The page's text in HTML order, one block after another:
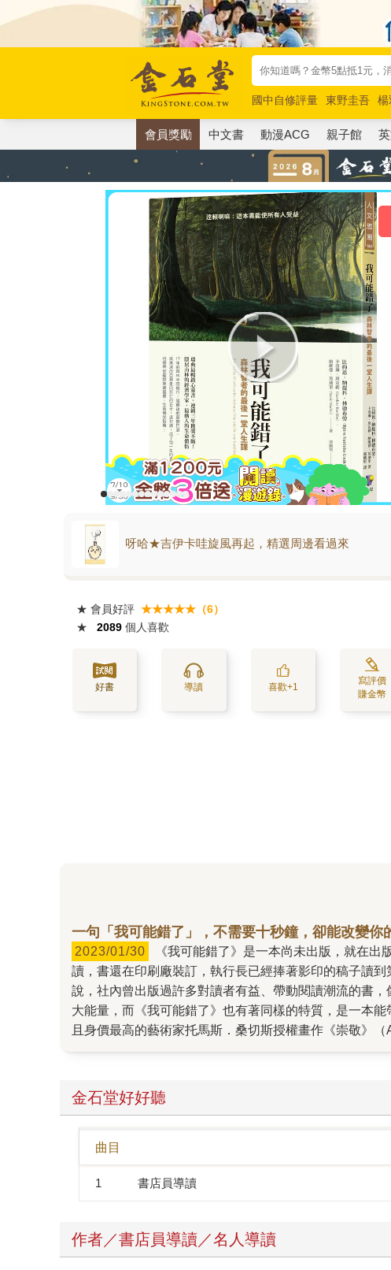
國中自修評量 東野圭吾 楊
唯紅花綻放
奧德賽 路邊攤
會員獎勵 中文書 動漫ACG 親子館
呀哈★吉伊卡哇旋風再起，精選周邊看過來
★ 會員好評 ★★★★★（6）
★
2089 個人喜歡
好書 導讀 喜歡+1
寫評價
賺金幣
一句「我可能錯了」，不需要十秒鐘，卻能改變你
2023/01/30
讀，書還在印刷廠裝訂，執行長已經捧著影印的稿子讀
說，社內曾出版過許多對讀者有益、帶動閱讀潮流的書
大能量，而《我可能錯了》也有著同樣的特質，是一本
且身價最高的藝術家托馬斯．桑切斯授權畫作《崇敬》
2022年底更獲選為YES24書店讀者心中的「年度之書」
思考人生，想要放在床頭，感覺焦慮時就隨手翻開重讀
這句話所激起的共鳴。讀完書的同事們，開始用「我可
刻體會到，本來或許會有些緊張、摩擦的溝通課題，有
恩．納提科．林德布勞在經歷17年的森林僧侶生活、噬
淬鍊出的智慧。話語很輕，說出來，或打成文字，甚至
金石堂好好聽
曲目
1 書店員導讀
作者／書店員導讀／名人導讀